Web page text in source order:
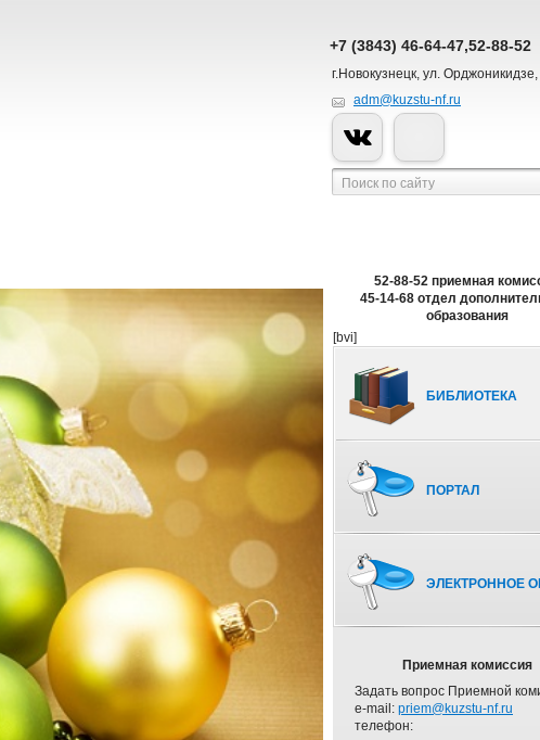
+7 (3843) 46-64-47,52-88-52
г.Новокузнецк, ул.
adm@kuzstu-nf.ru
52-88-52 приемная
45-14-68 отдел
образования
[bvi]
БИБЛИОТЕКА
ПОРТАЛ
ЭЛЕКТРОННОЕ
Приемная комиссия
Задать вопрос Приемной
e-mail: priem@kuzstu-nf.ru
телефон: